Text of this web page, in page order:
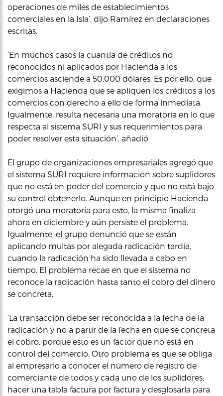
operaciones de miles de establecimientos
comerciales en la Isla’, dijo Ramírez en declaraciones
escritas.
‘En muchos casos la cuantía de créditos no
reconocidos ni aplicados por Hacienda a los
comercios asciende a 50,000 dólares. Es por ello, que
exigimos a Hacienda que se apliquen los créditos a los
comercios con derecho a ello de forma inmediata.
Igualmente, resulta necesaria una moratoria en lo que
respecta al sistema SURI y sus requerimientos para
poder resolver esta situación’, añadió.
El grupo de organizaciones empresariales agregó que
el sistema SURI requiere información sobre suplidores
que no está en poder del comercio y que no está bajo
su control obtenerlo. Aunque en principio Hacienda
otorgó una moratoria para esto, la misma finaliza
ahora en diciembre y aún persiste el problema.
Igualmente, el grupo denunció que se están
aplicando multas por alegada radicación tardía,
cuando la radicación ha sido llevada a cabo en
tiempo. El problema recae en que el sistema no
reconoce la radicación hasta tanto el cobro del dinero
se concreta.
‘La transacción debe ser reconocida a la fecha de la
radicación y no a partir de la fecha en que se concreta
el cobro, porque esto es un factor que no está en
control del comercio. Otro problema es que se obliga
al empresario a conocer el número de registro de
comerciante de todos y cada uno de los suplidores;
hacer una tabla factura por factura y desglosarla para